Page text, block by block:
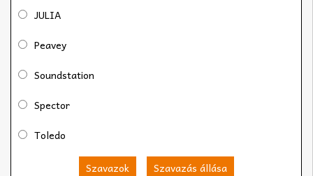
JULIA
Peavey
Soundstation
Spector
Toledo
Szavazok Szavazás állása